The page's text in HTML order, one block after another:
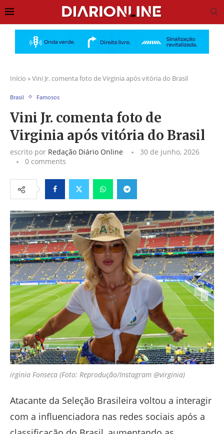
Início »Vini Jr. comenta foto de Virginia após vitória do Brasil
Brasil Famosos
Vini Jr. comenta foto de
Virginia após vitória do Brasil
escrito por Redação Diário Online
30 de junho, 2026
0 comments
FacebookTwitter WhatsappTelegram
irginia Fonseca (Foto: Reprodução/Instagram @virginia)
Atacante da Seleção Brasileira voltou a interagir
com a influenciadora nas redes sociais após a